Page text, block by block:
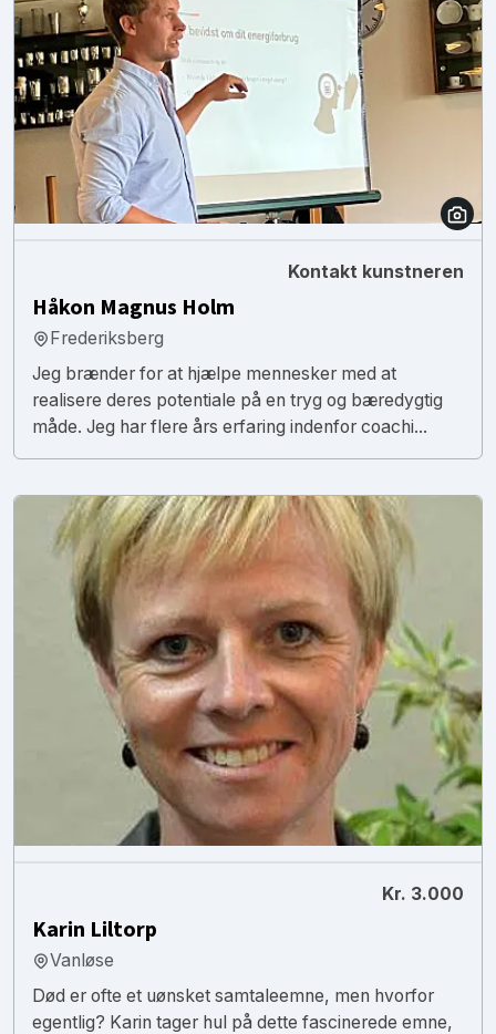
Kontakt kunstneren
Håkon Magnus Holm
Frederiksberg
Jeg brænder for at hjælpe mennesker med at
realisere deres potentiale på en tryg og bæredygtig
måde. Jeg har flere års erfaring indenfor coachi...
Kr. 3.000
Karin Liltorp
Vanløse
Død er ofte et uønsket samtaleemne, men hvorfor
egentlig? Karin tager hul på dette fascinerede emne,